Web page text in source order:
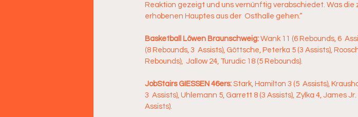
Reaktion gezeigt und uns vernünftig verabschiedet. Was
erhobenen Hauptes aus der  Osthalle gehen.“
Basketball Löwen Braunschweig: Wank 11 (6 Rebounds, 6
(8 Rebounds, 3  Assists), Göttsche, Peterka 5 (3 Assists),
Rebounds),  Jallow 24, Turudic 18 (5 Rebounds).
JobStairs GIESSEN 46ers: Stark, Hamilton 3 (5  Assists),
3  Assists), Uhlemann 5, Garrett 8 (3 Assists), Zylka 4, James
Assists).